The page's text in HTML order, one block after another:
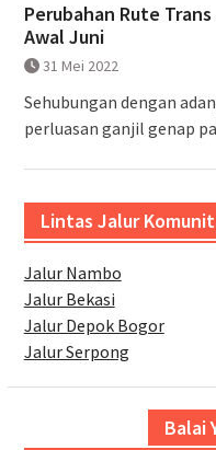
Perubahan Rute
Awal Juni
31 Mei 2022
Sehubungan dengan
perluasan ganjil genap
Lintas Jalur
Jalur Nambo
Jalur Bekasi
Jalur Depok Bogor
Jalur Serpong
Balai